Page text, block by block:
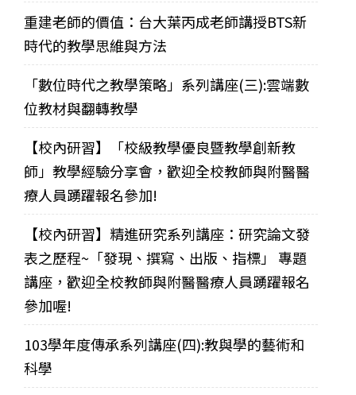
重建老師的價值：台大葉丙成老師講授BTS新
時代的教學思維與方法
「數位時代之教學策略」系列講座(三):雲端數
位教材與翻轉教學
【校內研習】「校級教學優良暨教學創新教
師」教學經驗分享會，歡迎全校教師與附醫醫
療人員踴躍報名參加!
【校內研習】精進研究系列講座：研究論文發
表之歷程~「發現、撰寫、出版、指標」 專題
講座，歡迎全校教師與附醫醫療人員踴躍報名
參加喔!
103學年度傳承系列講座(四):教與學的藝術和
科學